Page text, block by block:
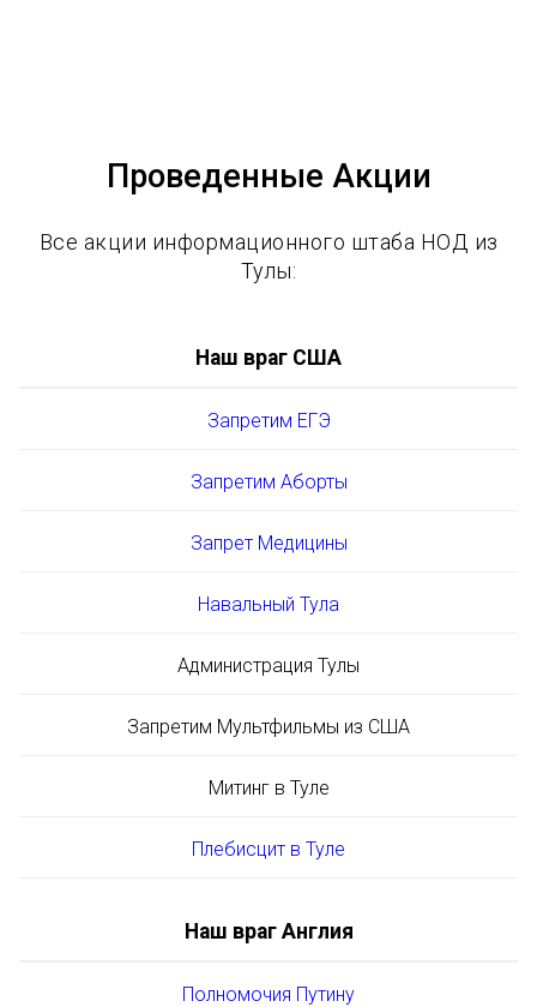
Проведенные Акции
Все акции информационного штаба НОД из
Тулы:
Наш враг США
Запретим ЕГЭ
Запретим Аборты
Запрет Медицины
Навальный Тула
Администрация Тулы
Запретим Мультфильмы из США
Митинг в Туле
Плебисцит в Туле
Наш враг Англия
Полномочия Путину